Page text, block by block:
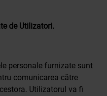
de Utilizatori.
personale furnizate sunt
comunicarea către
Utilizatorul va fi